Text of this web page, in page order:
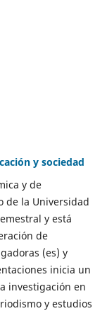
y sociedad
y de
de la Universidad
y está
de
(es) y
inicia un
investigación en
y estudios